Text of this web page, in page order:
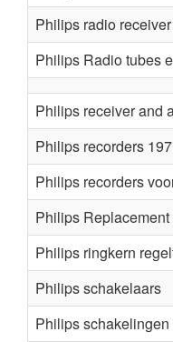
Philips radio
Philips Radio tubes
Philips receiver and
Philips recorders
Philips recorders
Philips Replacement
Philips ringkern
Philips schakelaars
Philips